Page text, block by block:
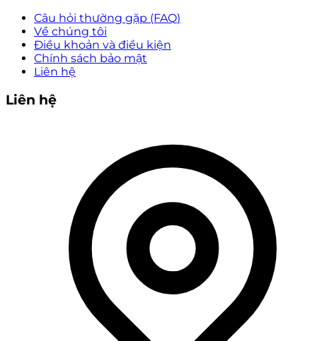
Câu hỏi thường gặp (FAQ)
Về chúng tôi
Điều khoản và điều kiện
Chính sách bảo mật
Liên hệ
Liên hệ